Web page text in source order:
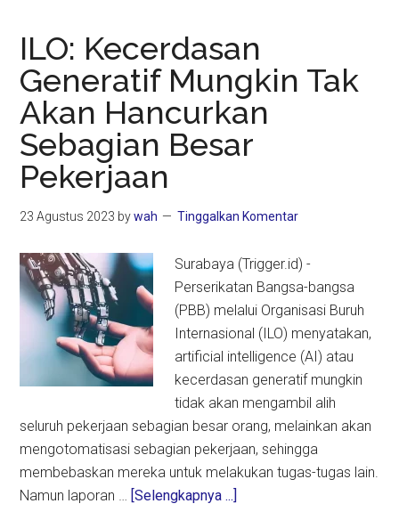
ILO: Kecerdasan
Generatif Mungkin Tak
Akan Hancurkan
Sebagian Besar
Pekerjaan
23 Agustus 2023 bywah Tinggalkan Komentar
Surabaya (Trigger.id) -
Perserikatan Bangsa-bangsa
(PBB) melalui Organisasi Buruh
Internasional (ILO) menyatakan,
artificial intelligence (AI) atau
kecerdasan generatif mungkin
tidak akan mengambil alih
seluruh pekerjaan sebagian besar orang, melainkan akan
mengotomatisasi sebagian pekerjaan, sehingga
membebaskan mereka untuk melakukan tugas-tugas lain.
Namun laporan … [Selengkapnya ...]